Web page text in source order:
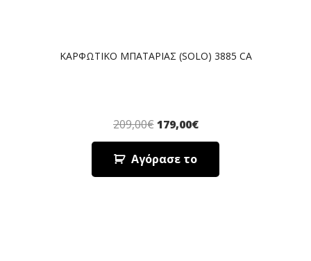
ΚΑΡΦΩΤΙΚΟ ΜΠΑΤΑΡΙΑΣ (SOLO) 3885 CA
209,00€ 179,00€
Αγόρασε το